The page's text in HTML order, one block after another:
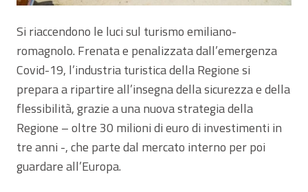
Si riaccendono le luci sul turismo emiliano-
romagnolo. Frenata e penalizzata dall’emergenza
Covid-19, l’industria turistica della Regione si
prepara a ripartire all’insegna della sicurezza e della
flessibilità, grazie a una nuova strategia della
Regione – oltre 30 milioni di euro di investimenti in
tre anni -, che parte dal mercato interno per poi
guardare all’Europa.